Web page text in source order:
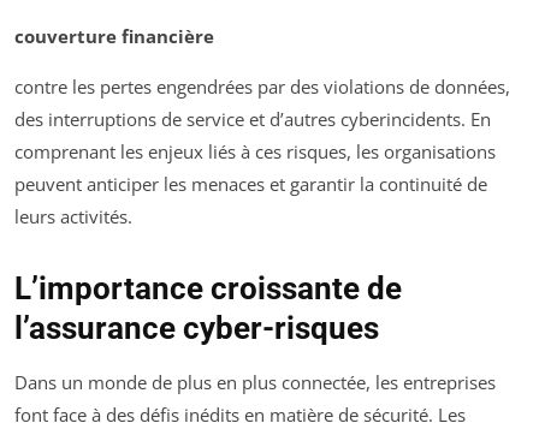
couverture financière
contre les pertes engendrées par des violations de données,
des interruptions de service et d’autres cyberincidents. En
comprenant les enjeux liés à ces risques, les organisations
peuvent anticiper les menaces et garantir la continuité de
leurs activités.
L’importance croissante de
l’assurance cyber-risques
Dans un monde de plus en plus connectée, les entreprises
font face à des défis inédits en matière de sécurité. Les